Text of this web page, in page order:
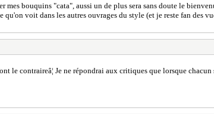
bouquins "cata", aussi un de plus sera sans doute le
voit dans les autres ouvrages du style (et je reste fan des
le contraireâ¦ Je ne répondrai aux critiques que lorsque